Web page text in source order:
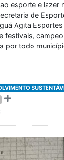
esporte e lazer
de
Agita
festivais,
por todo